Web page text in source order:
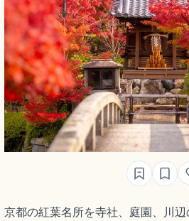
京都の紅葉名所を寺社、庭園、川辺